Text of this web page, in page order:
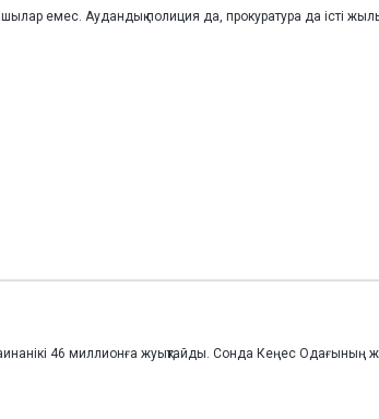
емес. Аудандық полиция да, прокуратура да істі
46 миллионға жуықтайды. Сонда Кеңес Одағының